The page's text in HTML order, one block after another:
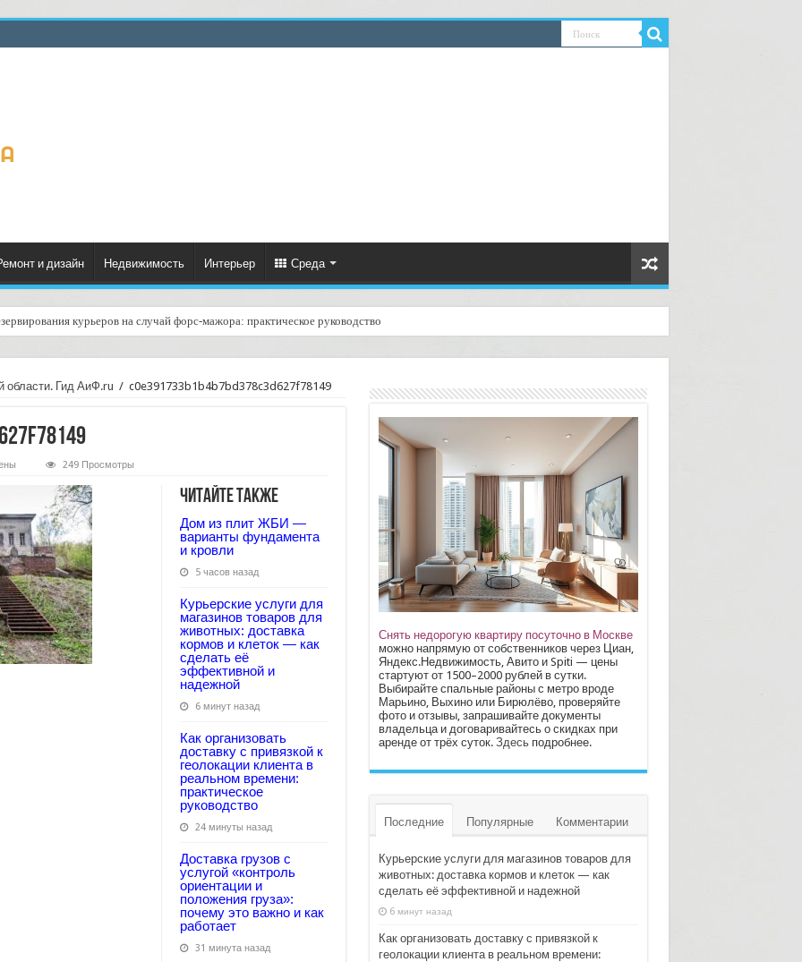
и дизайн Недвижимость Интерьер Среда
курьеров на случай форс‑мажора: практическое руководство
области. Гид АиФ.ru / c0e391733b1b4b7bd378c3d627f78149
249 Просмотры
Читайте также
Дом из плит ЖБИ —
варианты фундамента
и кровли
5 часов назад
Курьерские услуги для
магазинов товаров для
животных: доставка
кормов и клеток — как
сделать её
эффективной и
надежной
6 минут назад
Как организовать
доставку с привязкой к
геолокации клиента в
реальном времени:
практическое
руководство
24 минуты назад
Доставка грузов с
услугой «контроль
ориентации и
положения груза»:
почему это важно и как
работает
31 минута назад
Снять недорогую квартиру посуточно в Москве
можно напрямую от собственников через Циан,
Яндекс.Недвижимость, Авито и Spiti — цены
стартуют от 1500–2000 рублей в сутки.
Выбирайте спальные районы с метро вроде
Марьино, Выхино или Бирюлёво, проверяйте
фото и отзывы, запрашивайте документы
владельца и договаривайтесь о скидках при
аренде от трёх суток. Здесьподробнее.
Последние Популярные Комментарии
Курьерские услуги для магазинов товаров для
животных: доставка кормов и клеток — как
сделать её эффективной и надежной
6 минут назад
Как организовать доставку с привязкой к
геолокации клиента в реальном времени: